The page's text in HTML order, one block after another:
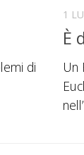
di
1
È
Un